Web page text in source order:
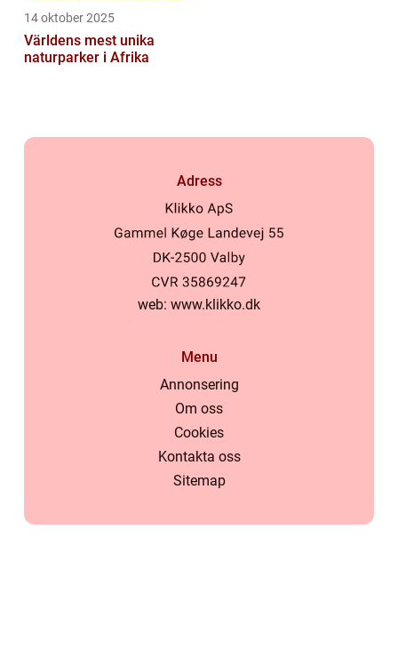
14 oktober 2025
Världens mest unika
naturparker i Afrika
Adress
web: www.klikko.dk
Menu
Annonsering
Om oss
Cookies
Kontakta oss
Sitemap